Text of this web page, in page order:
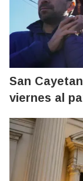
San
viernes al